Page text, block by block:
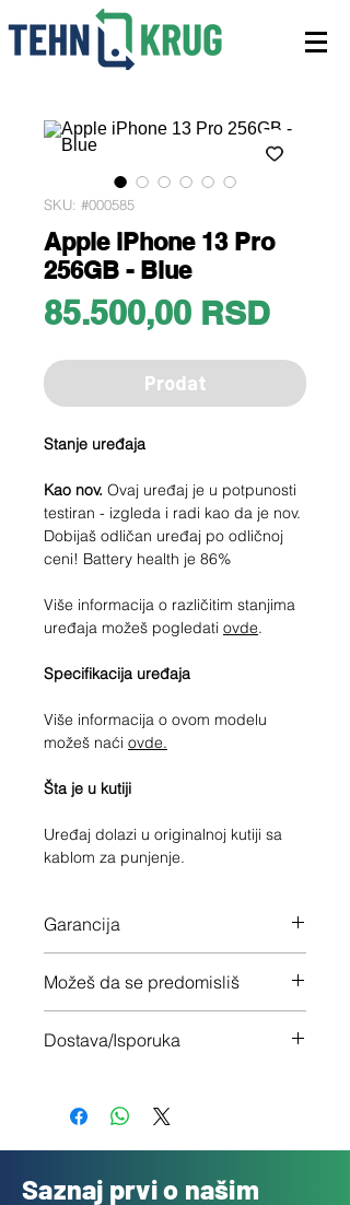
SKU: #000585
Apple iPhone 13 Pro
256GB - Blue
85.500,00 RSDPrice
Prodat
Stanje uređaja
Kao nov. Ovaj uređaj je u potpunosti
testiran - izgleda i radi kao da je nov.
Dobijaš odličan uređaj po odličnoj
ceni! Battery health je 86%
Više informacija o različitim stanjima
uređaja možeš pogledati ovde.
Specifikacija uređaja
Više informacija o ovom modelu
možeš naći ovde.
Šta je u kutiji
Uređaj dolazi u originalnoj kutiji sa
kablom za punjenje.
Garancija
Možeš da se predomisliš
nisi zadovoljan
Dostava/Isporuka
Saznaj prvi o našim